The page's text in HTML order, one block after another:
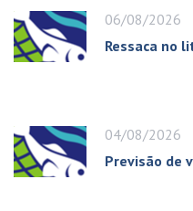
06/08/2026
Ressaca no
04/08/2026
Previsão de